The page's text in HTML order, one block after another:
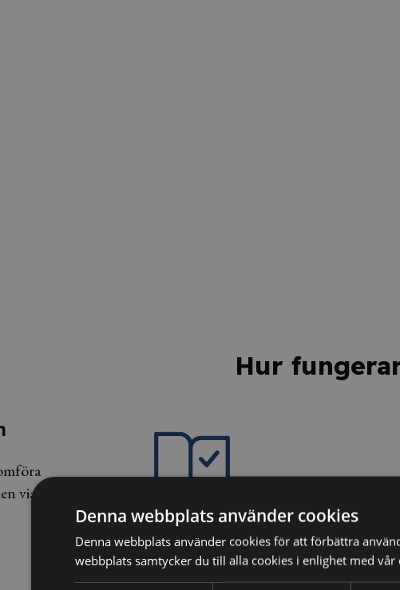
Hur
via
2. Testa dina kunskaper
Efter kursen sätter vi dina kunskaper
3. Få
Denna webbplats använder cookies
Denna webbplats använder cookies för att förbättra
webbplats samtycker du till alla cookies i enlighet med vår